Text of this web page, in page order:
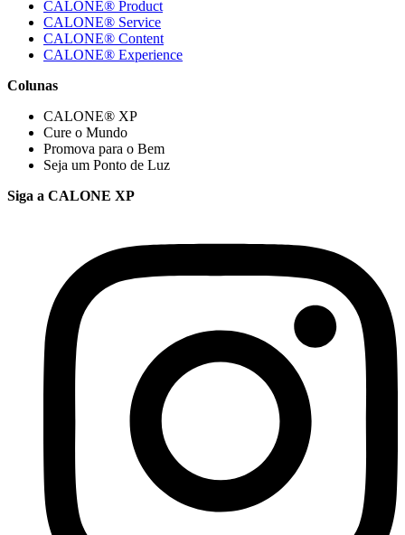
CALONE® Product
CALONE® Service
CALONE® Content
CALONE® Experience
Colunas
CALONE® XP
Cure o Mundo
Promova para o Bem
Seja um Ponto de Luz
Siga a CALONE XP